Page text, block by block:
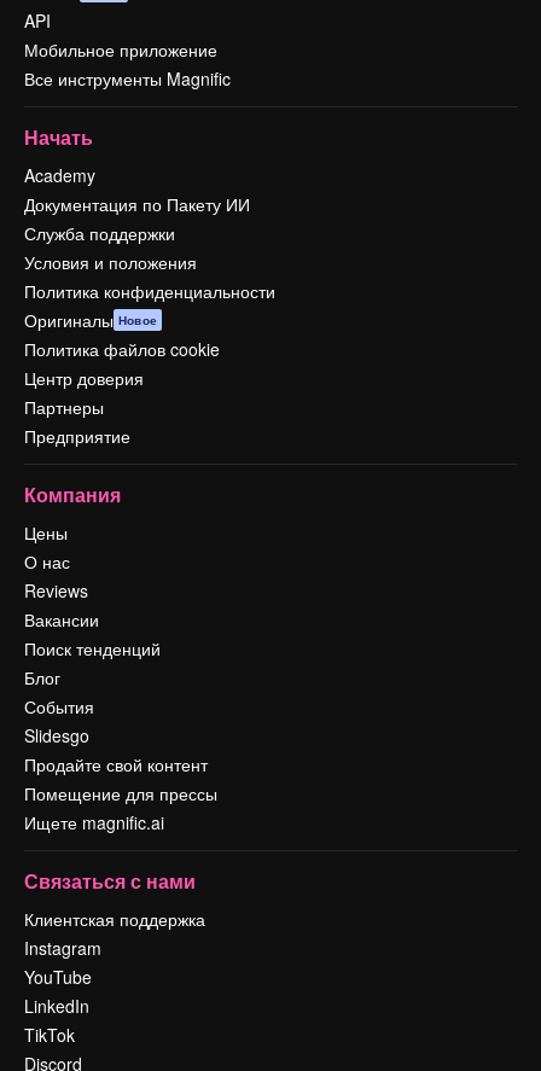
API
Мобильное приложение
Все инструменты Magnific
Начать
Academy
Документация по Пакету ИИ
Служба поддержки
Условия и положения
Политика конфиденциальности
Оригиналы Новое
Политика файлов cookie
Центр доверия
Партнеры
Предприятие
Компания
Цены
О нас
Reviews
Вакансии
Поиск тенденций
Блог
События
Slidesgo
Продайте свой контент
Помещение для прессы
Ищете magnific.ai
Связаться с нами
Клиентская поддержка
Instagram
YouTube
LinkedIn
TikTok
Discord